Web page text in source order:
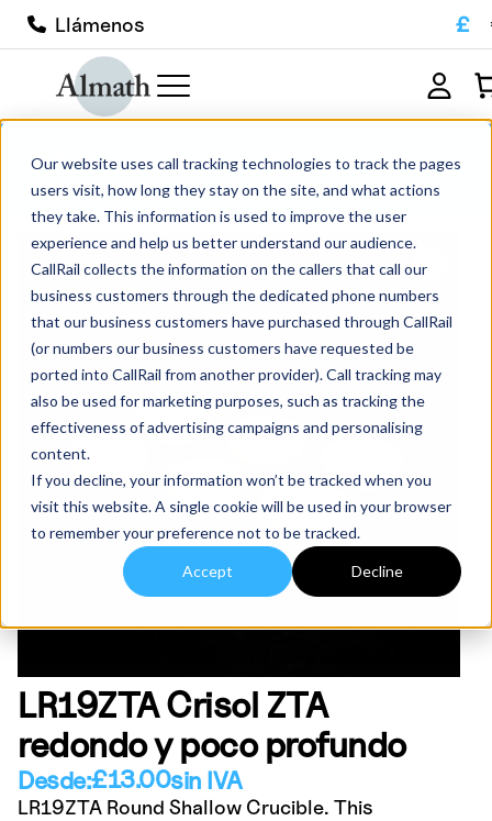
Our website uses call tracking technologies to track the pages
users visit, how long they stay on the site, and what actions
they take. This information is used to improve the user
experience and help us better understand our audience.
CallRail collects the information on the callers that call our
business customers through the dedicated phone numbers
that our business customers have purchased through CallRail
(or numbers our business customers have requested be
ported into CallRail from another provider). Call tracking may
also be used for marketing purposes, such as tracking the
effectiveness of advertising campaigns and personalising
content.
If you decline, your information won’t be tracked when you
visit this website. A single cookie will be used in your browser
to remember your preference not to be tracked.
Accept Decline
Llámenos £
LR19ZTA Crisol ZTA redondo y poco
profundo
LR19ZTA Crisol ZTA
redondo y poco profundo
Desde:£13.00sin IVA
LR19ZTA Round Shallow Crucible. This